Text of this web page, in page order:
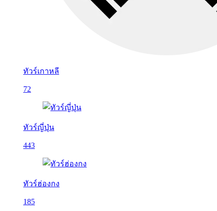
ทัวร์เกาหลี
72
ทัวร์ญี่ปุ่น
443
ทัวร์ฮ่องกง
185